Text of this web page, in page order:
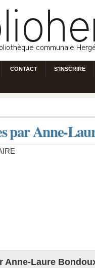
CONTACT S'INSCRIRE
par Anne-
Anne-Laure